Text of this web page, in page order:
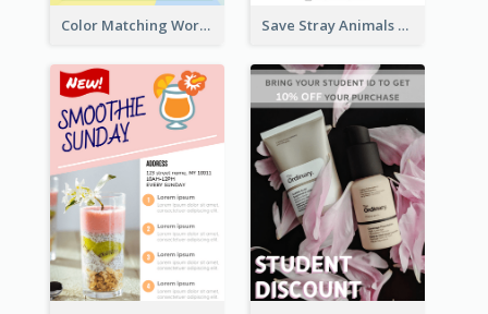
Color Matching Workshop Flyer Save Stray Animals Flyer